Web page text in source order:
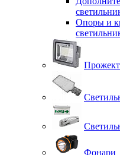
Опоры и
Фонари